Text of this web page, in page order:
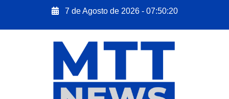
7 de Agosto de 2026 - 07:50:21